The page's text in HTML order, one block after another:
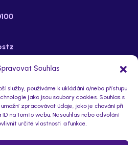
Souhlas
služby, používáme k ukládání a/nebo přístupu
jako jsou soubory cookies. Souhlas s
zpracovávat údaje, jako je chování při
na tomto webu. Nesouhlas nebo odvolání
určité vlastnosti a funkce.